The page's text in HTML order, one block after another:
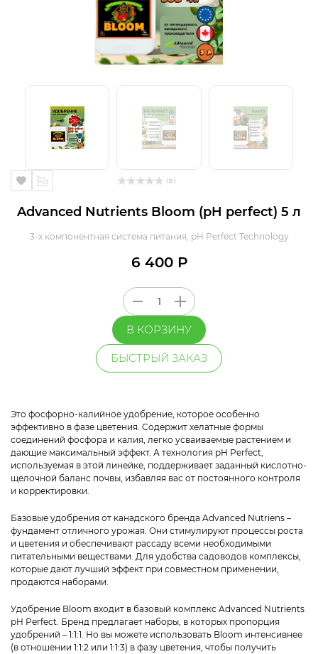
( 0 )
Advanced Nutrients Bloom (pH perfect) 5 л
3-х компонентная система питания, pH Perfect Technology
6 400 Р
В КОРЗИНУ
БЫСТРЫЙ ЗАКАЗ
Это фосфорно-калийное удобрение, которое особенно
эффективно в фазе цветения. Содержит хелатные формы
соединений фосфора и калия, легко усваиваемые растением и
дающие максимальный эффект. А технология pH Perfect,
используемая в этой линейке, поддерживает заданный кислотно-
щелочной баланс почвы, избавляя вас от постоянного контроля
и корректировки.
Базовые удобрения от канадского бренда Advanced Nutriens –
фундамент отличного урожая. Они стимулируют процессы роста
и цветения и обеспечивают рассаду всеми необходимыми
питательными веществами. Для удобства садоводов комплексы,
которые дают лучший эффект при совместном применении,
продаются наборами.
Удобрение Bloom входит в базовый комплекс Advanced Nutrients
pH Perfect. Бренд предлагает наборы, в которых пропорция
удобрений – 1:1:1. Но вы можете использовать Bloom интенсивнее
(в отношении 1:1:2 или 1:1:3) в фазу цветения, чтобы получить